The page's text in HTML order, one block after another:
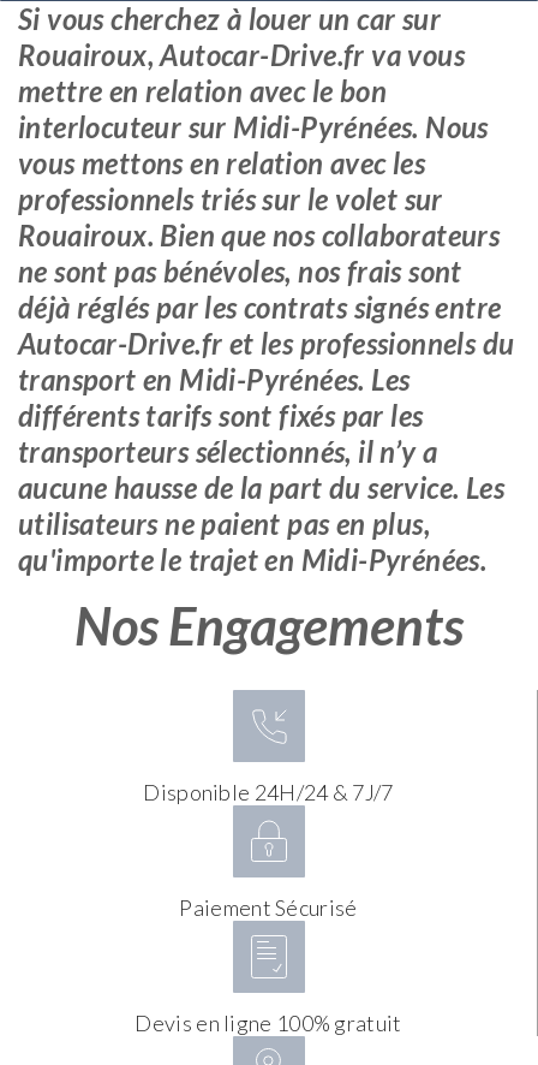
Si vous cherchez à louer un car sur
Rouairoux, Autocar-Drive.fr va vous
mettre en relation avec le bon
interlocuteur sur Midi-Pyrénées. Nous
vous mettons en relation avec les
professionnels triés sur le volet sur
Rouairoux. Bien que nos collaborateurs
ne sont pas bénévoles, nos frais sont
déjà réglés par les contrats signés entre
Autocar-Drive.fr et les professionnels du
transport en Midi-Pyrénées. Les
différents tarifs sont fixés par les
transporteurs sélectionnés, il n’y a
aucune hausse de la part du service. Les
utilisateurs ne paient pas en plus,
qu'importe le trajet en Midi-Pyrénées.
Nos Engagements
Disponible 24H/24 & 7J/7
Paiement Sécurisé
Devis en ligne 100% gratuit